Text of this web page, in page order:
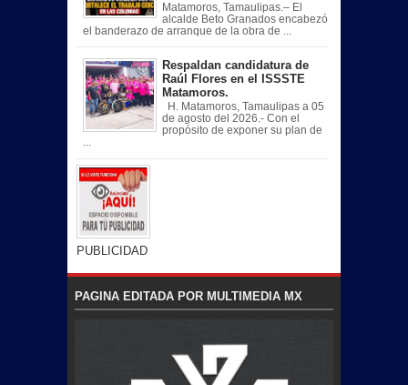
Matamoros, Tamaulipas.– El
alcalde Beto Granados encabezó
el banderazo de arranque de la obra de ...
Respaldan candidatura de
Raúl Flores en el ISSSTE
Matamoros.
H. Matamoros, Tamaulipas a 05
de agosto del 2026.- Con el
propósito de exponer su plan de
PUBLICIDAD
PAGINA EDITADA POR MULTIMEDIA MX